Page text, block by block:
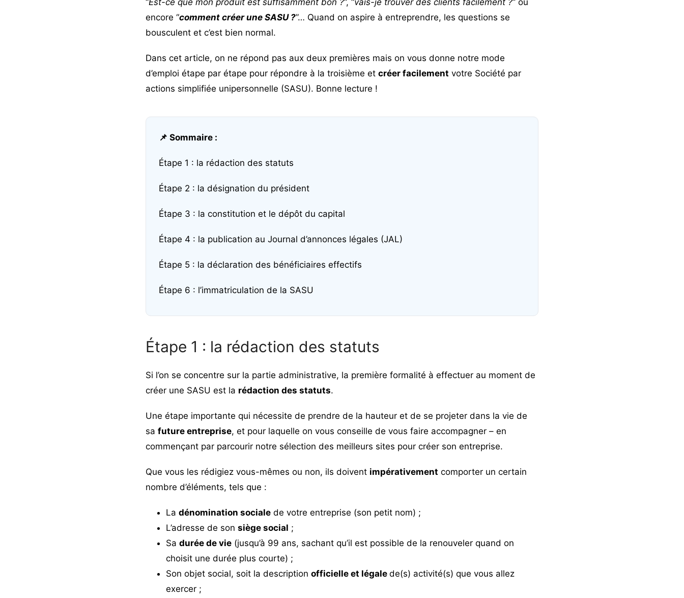
encore “comment créer une SASU ?”… Quand on aspire à entreprendre, les questions se
bousculent et c’est bien normal.
Dans cet article, on ne répond pas aux deux premières mais on vous donne notre mode
d’emploi étape par étape pour répondre à la troisième et créer facilement votre Société par
actions simplifiée unipersonnelle (SASU). Bonne lecture !
📌 Sommaire :
Étape 1 : la rédaction des statuts
Étape 2 : la désignation du président
Étape 3 : la constitution et le dépôt du capital
Étape 4 : la publication au Journal d’annonces légales (JAL)
Étape 5 : la déclaration des bénéficiaires effectifs
Étape 6 : l’immatriculation de la SASU
Étape 1 : la rédaction des statuts
Si l’on se concentre sur la partie administrative, la première formalité à effectuer au moment de
créer une SASU est la rédaction des statuts.
Une étape importante qui nécessite de prendre de la hauteur et de se projeter dans la vie de
sa future entreprise, et pour laquelle on vous conseille de vous faire accompagner – en
commençant par parcourir notre sélection des meilleurs sites pour créer son entreprise.
Que vous les rédigiez vous-mêmes ou non, ils doivent impérativement comporter un certain
nombre d’éléments, tels que :
La dénomination socialede votre entreprise (son petit nom) ;
L’adresse de son siège social ;
Sa durée de vie(jusqu’à 99 ans, sachant qu’il est possible de la renouveler quand on
choisit une durée plus courte) ;
Son objet social, soit la description officielle et légale de(s) activité(s) que vous allez
exercer ;